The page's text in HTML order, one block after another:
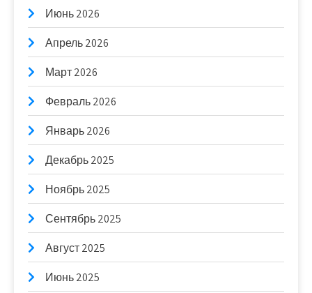
Июнь 2026
Апрель 2026
Март 2026
Февраль 2026
Январь 2026
Декабрь 2025
Ноябрь 2025
Сентябрь 2025
Август 2025
Июнь 2025